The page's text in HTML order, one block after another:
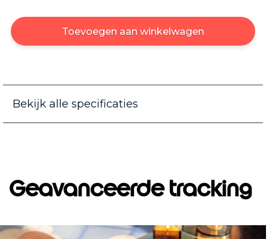
Toevoegen aan winkelwagen
Bekijk alle specificaties
Geavanceerde tracking
I